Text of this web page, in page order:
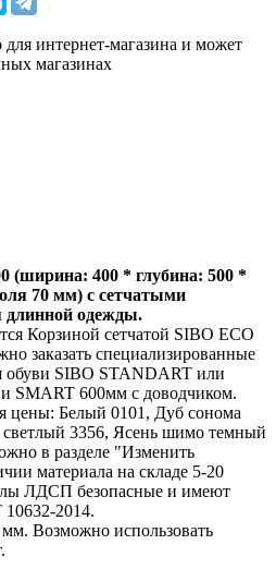
для интернет-магазина и может
магазинах
(ширина: 400 * глубина: 500 *
70 мм) с сетчатыми
длинной одежды.
Корзиной сетчатой SIBO ECO
заказать специализированные
обуви SIBO STANDART или
SMART 600мм с доводчиком.
цены: Белый 0101, Дуб сонома
3356, Ясень шимо темный
в разделе "Изменить
материала на складе 5-20
ЛДСП безопасные и имеют
2014.
Возможно использовать